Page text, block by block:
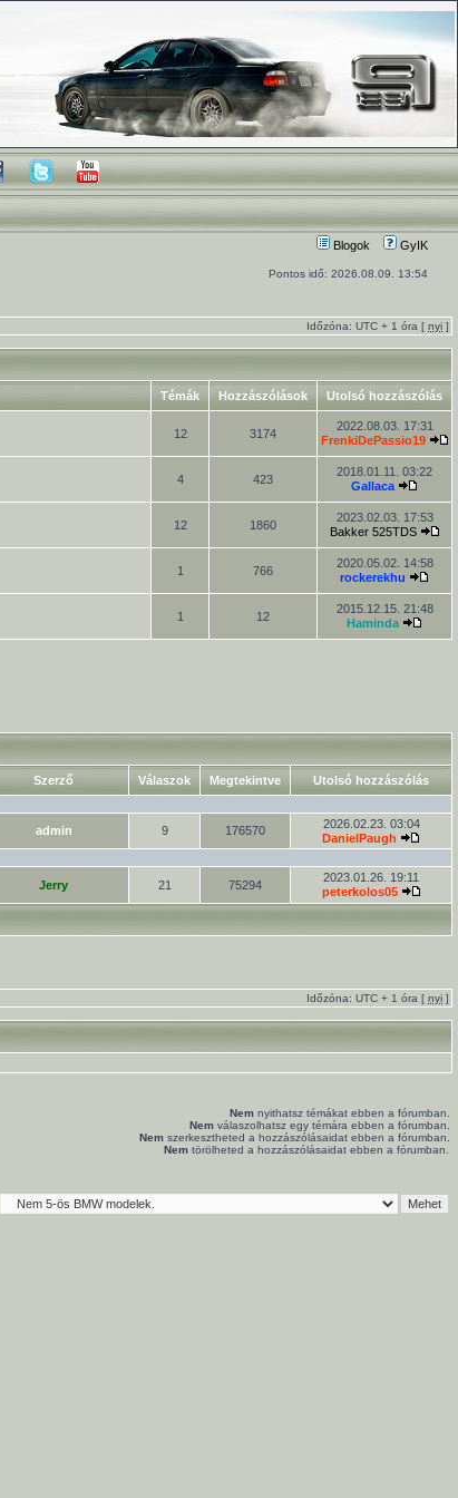
Blogok GyIK
Pontos idő: 2026.08.09. 13:54
Időzóna: UTC + 1 óra [ nyi ]
Témák Hozzászólások Utolsó hozzászólás
12 3174
2022.08.03. 17:31
FrenkiDePassio19
4 423
2018.01.11. 03:22
Gallaca
12 1860
2023.02.03. 17:53
Bakker 525TDS
1 766
2020.05.02. 14:58
rockerekhu
1 12
2015.12.15. 21:48
Haminda
Szerző Válaszok Megtekintve Utolsó hozzászólás
admin 9 176570
2026.02.23. 03:04
DanielPaugh
Jerry 21 75294
2023.01.26. 19:11
peterkolos05
Időzóna: UTC + 1 óra [ nyi ]
Nem nyithatsz témákat ebben a fórumban.
Nem válaszolhatsz egy témára ebben a fórumban.
Nem szerkesztheted a hozzászólásaidat ebben a fórumban.
Nem törölheted a hozzászólásaidat ebben a fórumban.